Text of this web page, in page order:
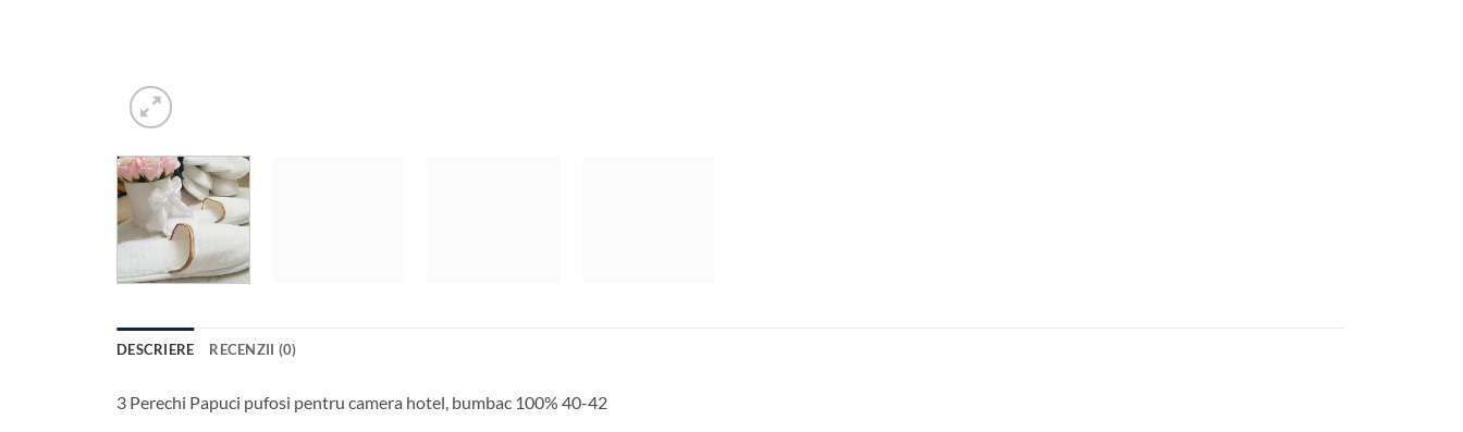
DESCRIERE RECENZII (0)
3 Perechi Papuci pufosi pentru camera hotel, bumbac 100% 40-42